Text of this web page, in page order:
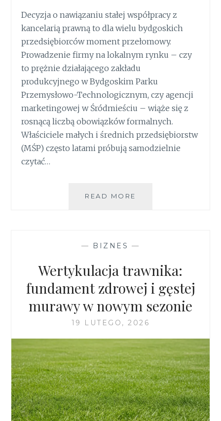
Decyzja o nawiązaniu stałej współpracy z
kancelarią prawną to dla wielu bydgoskich
przedsiębiorców moment przełomowy.
Prowadzenie firmy na lokalnym rynku – czy
to prężnie działającego zakładu
produkcyjnego w Bydgoskim Parku
Przemysłowo-Technologicznym, czy agencji
marketingowej w Śródmieściu – wiąże się z
rosnącą liczbą obowiązków formalnych.
Właściciele małych i średnich przedsiębiorstw
(MŚP) często latami próbują samodzielnie
czytać…
READ MORE
KIEDY
MAŁY
I
ŚREDNI
POWINIEN
NA
ZEWNĘTRZNY
DZIAŁ
PRAWNY?
— BIZNES —
Wertykulacja trawnika:
fundament zdrowej i gęstej
murawy w nowym sezonie
19 LUTEGO, 2026